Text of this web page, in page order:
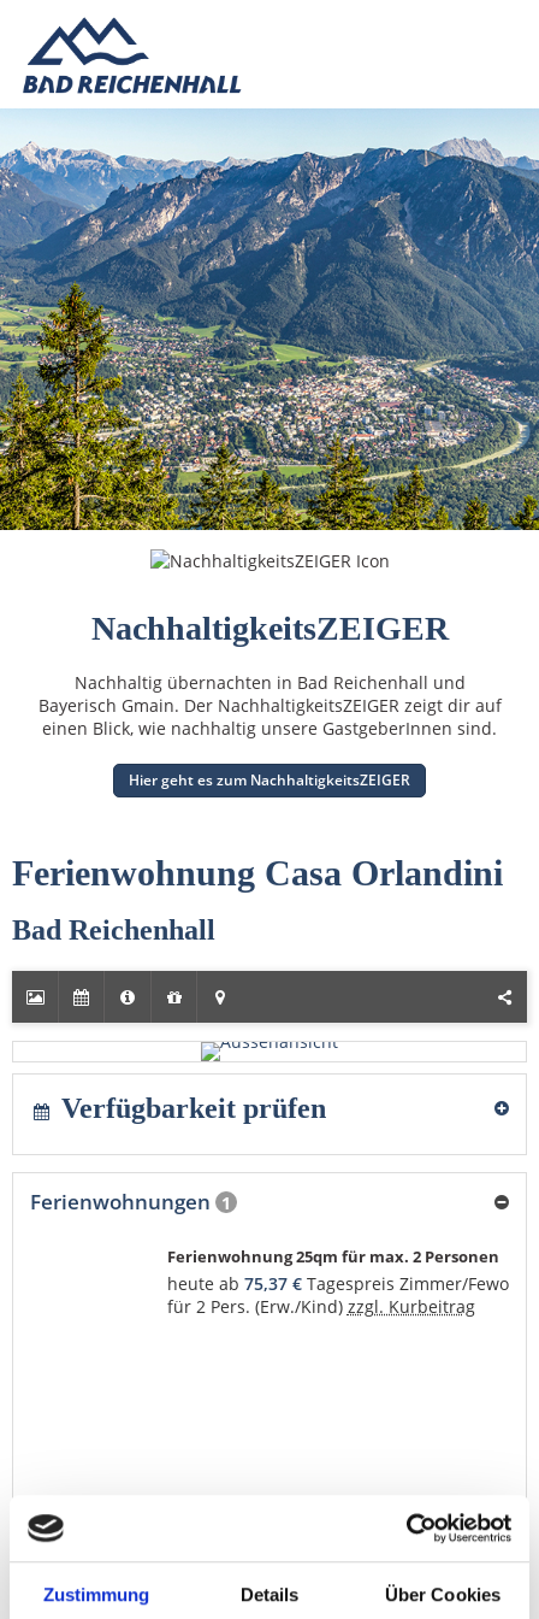
Zustimmung Details Über Cookies
NachhaltigkeitsZEIGER
Nachhaltig übernachten in Bad Reichenhall und
Bayerisch Gmain. Der NachhaltigkeitsZEIGER zeigt dir auf
einen Blick, wie nachhaltig unsere GastgeberInnen sind.
Hier geht es zum NachhaltigkeitsZEIGER
Ferienwohnung Casa Orlandini
Bad Reichenhall
Verfügbarkeit prüfen
Ferienwohnungen 1
mehr (14 ) »
Ferienwohnung 25qm für max. 2 Personen
heute ab 75,37 € Tagespreis Zimmer/Fewo
für 2 Pers. (Erw./Kind) zzgl. Kurbeitrag